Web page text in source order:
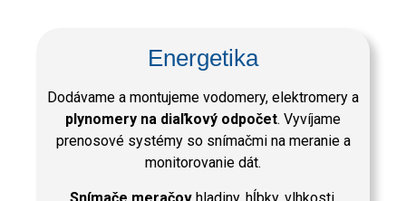
Energetika
Dodávame a montujeme vodomery, elektromery a
plynomery na diaľkový odpočet. Vyvíjame
prenosové systémy so snímačmi na meranie a
monitorovanie dát.
Snímače meračov hladiny, hĺbky, vlhkosti,